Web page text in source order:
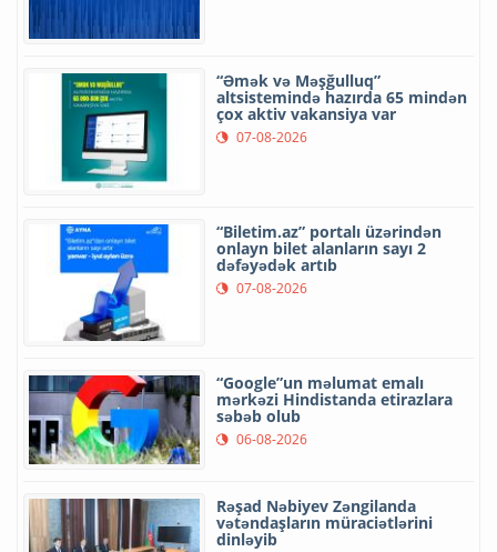
“Əmək və Məşğulluq”
altsistemində hazırda 65 mindən
çox aktiv vakansiya var
07-08-2026
“Biletim.az” portalı üzərindən
onlayn bilet alanların sayı 2
dəfəyədək artıb
07-08-2026
“Google”un məlumat emalı
mərkəzi Hindistanda etirazlara
səbəb olub
06-08-2026
Rəşad Nəbiyev Zəngilanda
vətəndaşların müraciətlərini
dinləyib